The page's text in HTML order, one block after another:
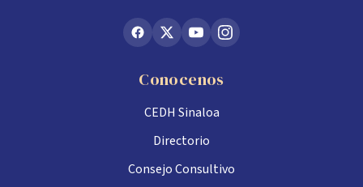
Conocenos
CEDH Sinaloa
Directorio
Consejo Consultivo